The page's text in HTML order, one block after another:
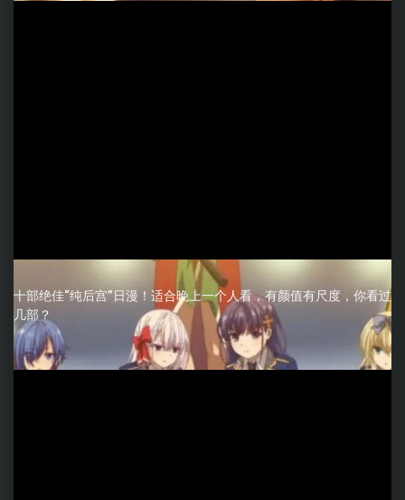
十部绝佳“纯后宫”日漫！适合晚上一个人看，有颜值有尺度，你看过
几部？